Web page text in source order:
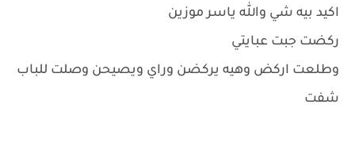
اكيد بيه شي والله ياسر موزين
ركضت جبت عبايتي
وطلعت اركض وهيه يركضن وراي ويصيحن وصلت للباب
شفت